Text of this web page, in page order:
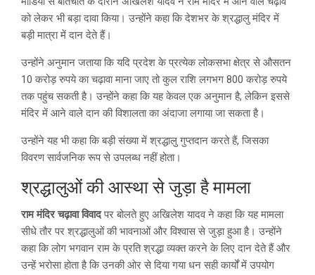
को लेकर भी बड़ा दावा किया। उन्होंने कहा कि देशभर के श्रद्धालु मंदिर में
बड़ी मात्रा में दान देते हैं।
उन्होंने अनुमान जताया कि यदि प्रदेश के प्रत्येक लोकसभा क्षेत्र से औसतन
10 करोड़ रुपये का चढ़ावा माना जाए तो कुल राशि लगभग 800 करोड़ रुपये
तक पहुंच सकती है। उन्होंने कहा कि यह केवल एक अनुमान है, लेकिन इससे
मंदिर में आने वाले दान की विशालता का अंदाजा लगाया जा सकता है।
उन्होंने यह भी कहा कि बड़ी संख्या में श्रद्धालु गुप्तदान करते हैं, जिसका
विवरण सार्वजनिक रूप से उपलब्ध नहीं होता।
श्रद्धालुओं की आस्था से जुड़ा है मामला
राम मंदिर चढ़ावा विवादपर बोलते हुए अखिलेश यादव ने कहा कि यह मामला
सीधे तौर पर श्रद्धालुओं की भावनाओं और विश्वास से जुड़ा हुआ है। उन्होंने
कहा कि लोग भगवान राम के प्रति श्रद्धा व्यक्त करने के लिए दान देते हैं और
उन्हें भरोसा होता है कि उनकी ओर से दिया गया धन सही कार्यों में उपयोग